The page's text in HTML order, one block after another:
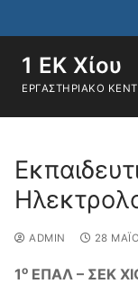
στο
περιεχόμενο
1 ΕΚ Χίου
ΕΡΓΑΣΤΗΡΙΑΚΌ
ADMIN 28
1ο ΕΠΑΛ – ΣΕΚ